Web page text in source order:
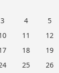
3
4 5
11 12
18 19
25 26